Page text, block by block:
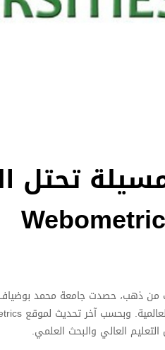
تحتل
ذهب، حصدت جامعة محمد بوضياف
العالي والبحث العلمي.